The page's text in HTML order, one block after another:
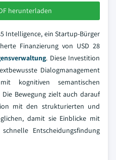
herunterladen
Intelligence, ein Startup-Bürger
Finanzierung von USD 28
. Diese Investition
Dialogmanagement
kognitiven semantischen
Bewegung zielt auch darauf
mit den strukturierten und
damit sie Einblicke mit
Entscheidungsfindung